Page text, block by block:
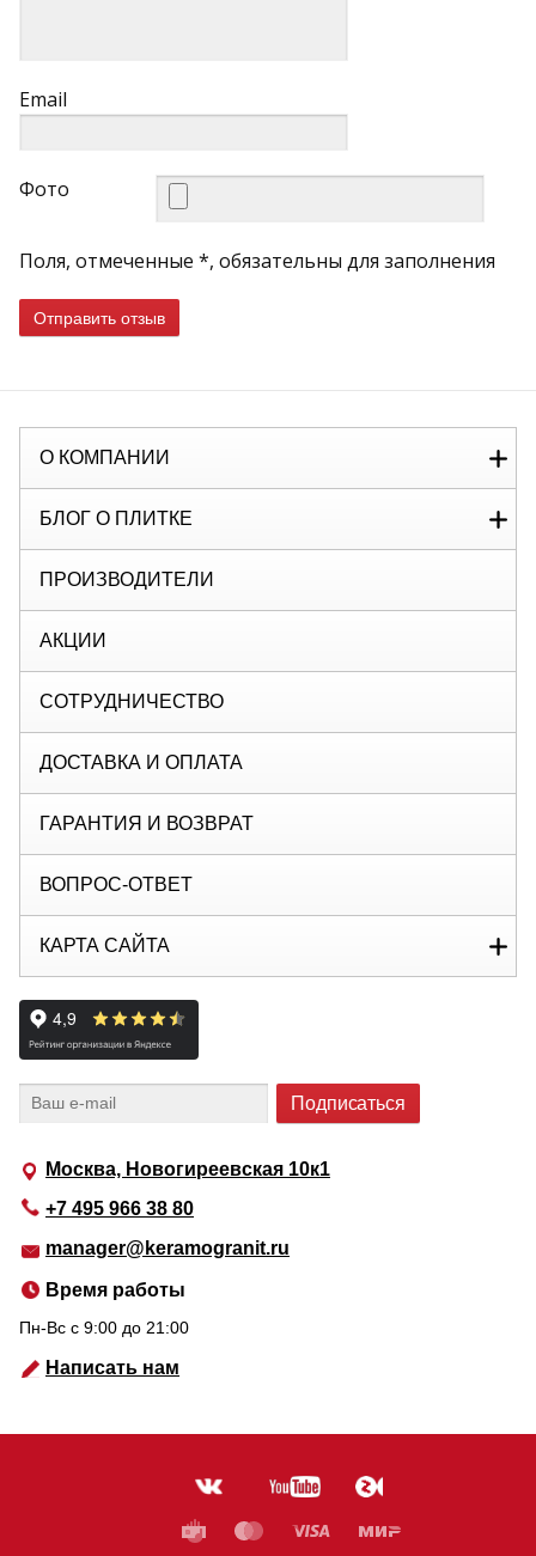
Email
Фото
Поля, отмеченные *, обязательны для заполнения
Отправить отзыв
Москва, Новогиреевская 10к1
+7 495 966 38 80
manager@keramogranit.ru
Время работы
Пн-Вс c 9:00 до 21:00
Написать нам
О КОМПАНИИ
БЛОГ О ПЛИТКЕ
ПРОИЗВОДИТЕЛИ
АКЦИИ
СОТРУДНИЧЕСТВО
ДОСТАВКА И ОПЛАТА
ГАРАНТИЯ И ВОЗВРАТ
ВОПРОС-ОТВЕТ
КАРТА САЙТА